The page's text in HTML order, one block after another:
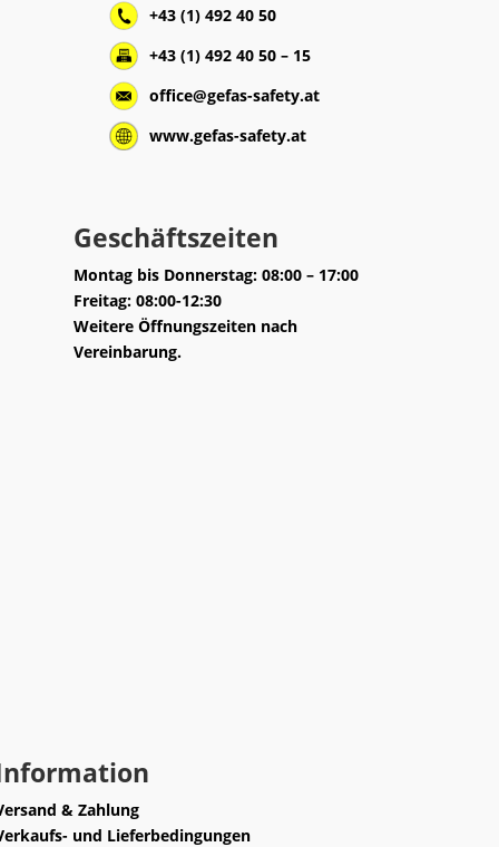
+43 (1) 492 40 50
+43 (1) 492 40 50 – 15
office@gefas-safety.at
www.gefas-safety.at
Geschäftszeiten
Montag bis Donnerstag: 08:00 – 17:00
Freitag: 08:00-12:30
Weitere Öffnungszeiten nach
Vereinbarung.
& Zahlung
und Lieferbedingungen